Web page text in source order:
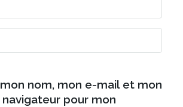
nom, mon e-mail et mon
pour mon